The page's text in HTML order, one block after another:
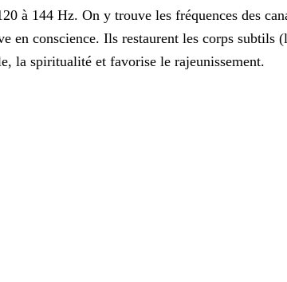
à 144 Hz. On y trouve les fréquences des
en conscience. Ils restaurent les corps
la spiritualité et favorise le rajeunissement.